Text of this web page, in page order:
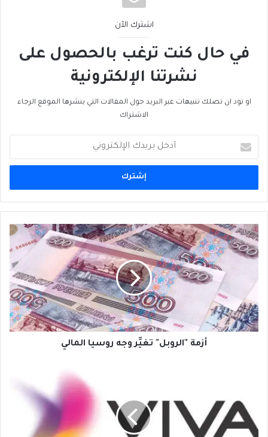
اشترك الآن
في حال كنت ترغب بالحصول على
نشرتنا الإلكترونية
او تود ان تصلك تنبيهات عبر البريد حول المقالات التي ينشرها الموقع الرجاء
الاشتراك
بريدك
الإلكتروني
أزمة
"الروبل"
تغيِّر
روسيا
المالي
أزمة "الروبل" تغيِّر وجه روسيا المالي
مركز
إقليمي
للإتصالات